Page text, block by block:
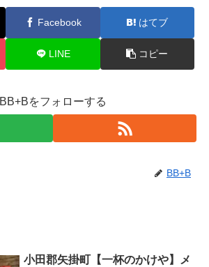
Facebook はてブ
LINE コピー
BB+Bをフォローする
BB+B
小田郡矢掛町【一杯のかけや】メ